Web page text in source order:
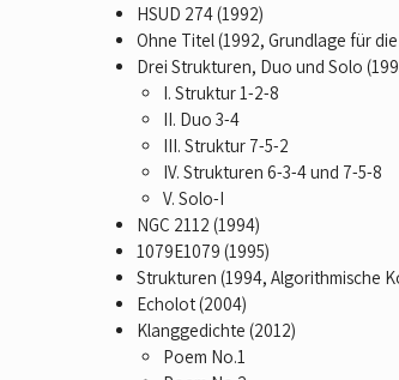
HSUD 274 (1992)
Ohne Titel (1992, Grundlage für
Drei Strukturen, Duo und Solo
I. Struktur 1-2-8
II. Duo 3-4
III. Struktur 7-5-2
IV. Strukturen 6-3-4 und 7-5-8
V. Solo-I
NGC 2112 (1994)
1079E1079 (1995)
Strukturen (1994, Algorithmische
Echolot (2004)
Klanggedichte (2012)
Poem No.1